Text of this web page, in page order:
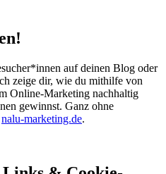
auf deinen Blog oder
zeige dir, wie du mithilfe von
Online-Marketing nachhaltig
gewinnst. Ganz ohne
nalu-marketing.de.